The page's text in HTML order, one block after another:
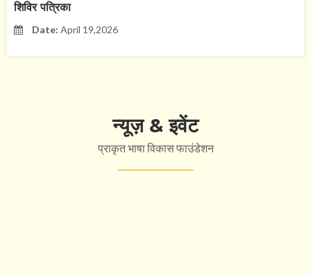
​​शिविर पत्रिका
Date: April 19,2026
न्यूज़ & इवेंट
प्राकृत भाषा विकास फाउंडेशन